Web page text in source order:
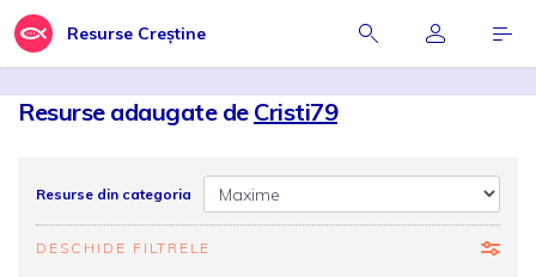
Resurse Creștine
Resurse adaugate de Cristi79
Resurse din categoria
DESCHIDE FILTRELE